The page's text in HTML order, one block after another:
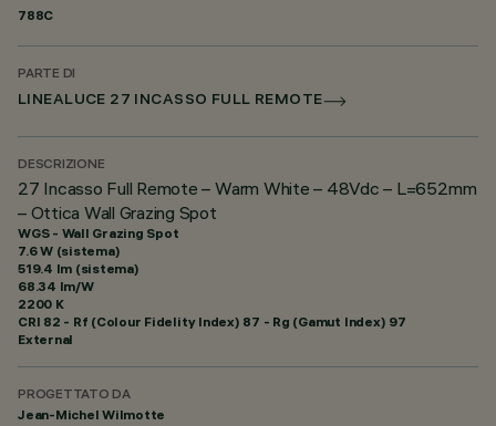
788C
PARTE DI
LINEALUCE 27 INCASSO FULL REMOTE
DESCRIZIONE
27 Incasso Full Remote – Warm White – 48Vdc – L=652mm
– Ottica Wall Grazing Spot
WGS - Wall Grazing Spot
7.6 W (sistema)
519.4 lm (sistema)
68.34 lm/W
2200 K
CRI 82 - Rf (Colour Fidelity Index) 87 - Rg (Gamut Index) 97
External
PROGETTATO DA
Jean-Michel Wilmotte